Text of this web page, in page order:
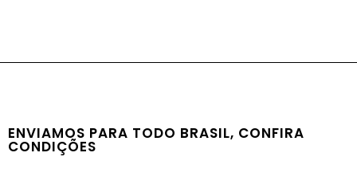
ENVIAMOS PARA TODO BRASIL, CONFIRA
CONDIÇÕES